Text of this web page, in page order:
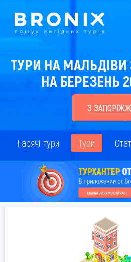
ТУРИ НА
НА БЕРЕЗЕНЬ
З
Гарячі тури Тури